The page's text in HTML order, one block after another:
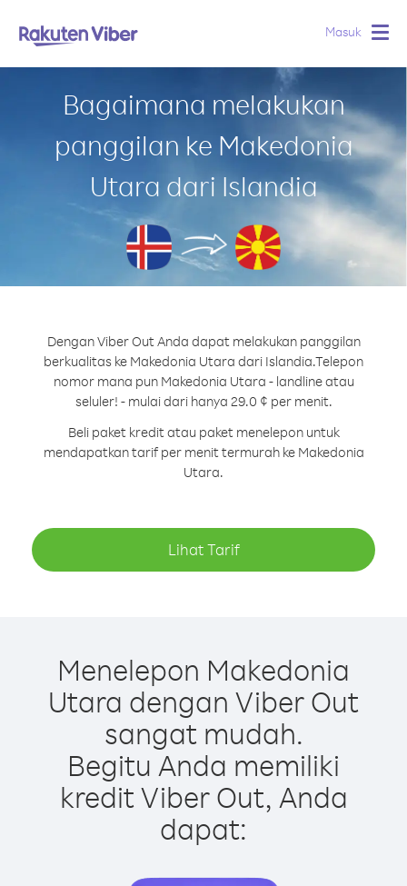
Masuk
Bagaimana melakukan
panggilan ke Makedonia
Utara dari Islandia
Dengan Viber Out Anda dapat melakukan panggilan
berkualitas ke Makedonia Utara dari Islandia.Telepon
nomor mana pun Makedonia Utara - landline atau
seluler! - mulai dari hanya 29.0 ¢ per menit.
Beli paket kredit atau paket menelepon untuk
mendapatkan tarif per menit termurah ke Makedonia
Utara.
Lihat Tarif
Menelepon Makedonia
Utara dengan Viber Out
sangat mudah.
Begitu Anda memiliki
kredit Viber Out, Anda
dapat: